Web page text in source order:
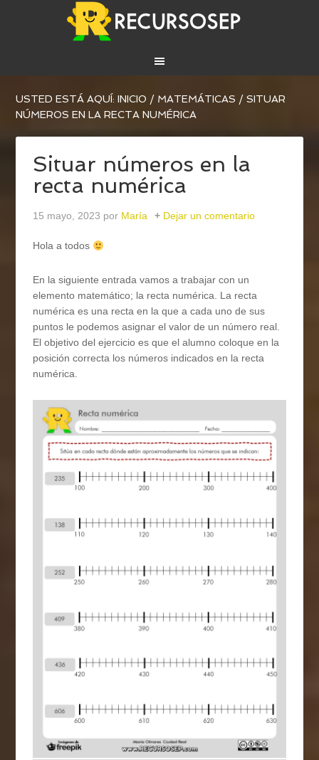
USTED ESTÁ AQUÍ:INICIO / MATEMÁTICAS / SITUAR
NÚMEROS EN LA RECTA NUMÉRICA
Situar números en la
recta numérica
15 mayo, 2023 por María Dejar un comentario
Hola a todos
En la siguiente entrada vamos a trabajar con un
elemento matemático; la recta numérica. La recta
numérica es una recta en la que a cada uno de sus
puntos le podemos asignar el valor de un número real.
El objetivo del ejercicio es que el alumno coloque en la
posición correcta los números indicados en la recta
numérica.